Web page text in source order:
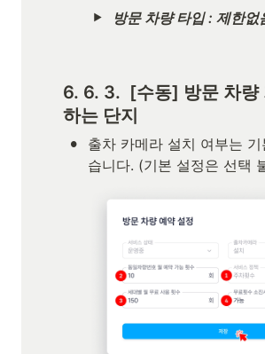
방문 차량 타입 : 제한없
6. 6. 3.  [수동] 방문 차량
하는 단지
•
출차 카메라 설치 여부는 기
습니다. (기본 설정은 선택